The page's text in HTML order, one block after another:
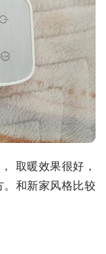
取暖效果很好，
和新家风格比较